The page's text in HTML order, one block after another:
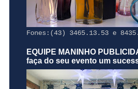
Fones:(43) 3465.13.53 e
EQUIPE MANINHO
faça do seu evento um